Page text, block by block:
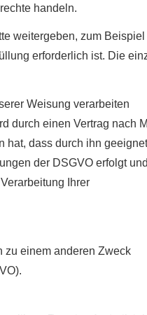
handeln.
weitergeben, zum
erforderlich ist. Die
Weisung verarbeiten
durch einen Vertrag nach
hat, dass durch ihn
der DSGVO erfolgt
Ihrer
zu einem anderen Zweck